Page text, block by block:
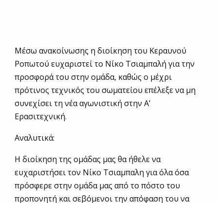
Μέσω ανακοίνωσης η διοίκηση του Κεραυνού
Ροπωτού ευχαριστεί το Νίκο Τσιαμπαλή για την
προσφορά του στην ομάδα, καθώς ο μέχρι
πρότινος τεχνικός του σωματείου επέλεξε να μη
συνεχίσει τη νέα αγωνιστική στην Α’
Ερασιτεχνική.
Αναλυτικά:
Η διοίκηση της ομάδας μας θα ήθελε να
ευχαριστήσει τον Νίκο Τσιαμπαλη για όλα όσα
πρόσφερε στην ομάδα μας από το πόστο του
προπονητή και σεβόμενοι την απόφαση του να